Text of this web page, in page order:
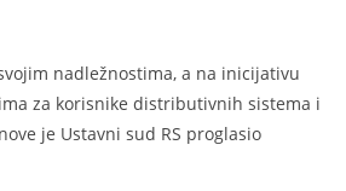
nadležnostima, a na inicijativu
za korisnike distributivnih sistema i
je Ustavni sud RS proglasio